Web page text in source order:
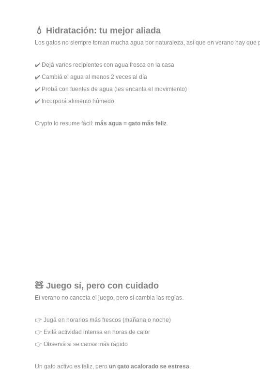
💧 Hidratación: tu mejor aliada
Los gatos no siempre toman mucha agua por naturaleza, así que en verano hay que
✔️ Dejá varios recipientes con agua fresca en la casa
✔️ Cambiá el agua al menos 2 veces al día
✔️ Probá con fuentes de agua (les encanta el movimiento)
✔️ Incorporá alimento húmedo
Crypto lo resume fácil: más agua = gato más feliz.
🧸 Juego sí, pero con cuidado
El verano no cancela el juego, pero sí cambia las reglas.
👉 Jugá en horarios más frescos (mañana o noche)
👉 Evitá actividad intensa en horas de calor
👉 Observá si se cansa más rápido
Un gato activo es feliz, pero un gato acalorado se estresa.